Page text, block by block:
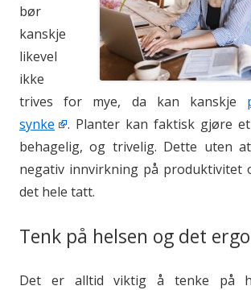
bør
kanskje
likevel
ikke
trives for mye, da kan kanskje
synke
. Planter kan faktisk gjøre
behagelig, og trivelig. Dette uten
negativ innvirkning på produktivitet
det hele tatt.
Tenk på helsen og det
Det er alltid viktig å tenke på